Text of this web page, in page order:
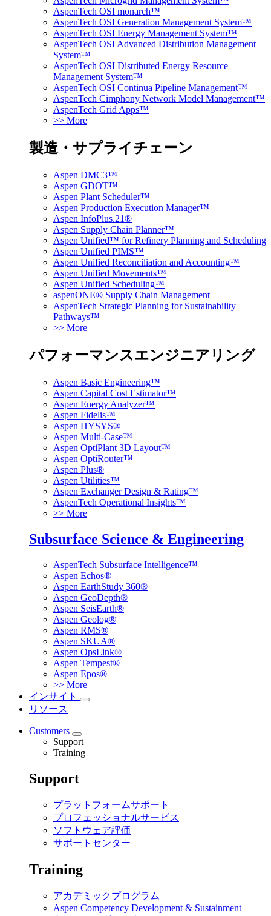
AspenTech OSI monarch™
AspenTech OSI Generation Management System™
AspenTech OSI Energy Management System™
AspenTech OSI Advanced Distribution Management
System™
AspenTech OSI Distributed Energy Resource
Management System™
AspenTech OSI Continua Pipeline Management™
AspenTech Cimphony Network Model Management™
AspenTech Grid Apps™
>> More
製造・サプライチェーン
Aspen DMC3™
Aspen GDOT™
Aspen Plant Scheduler™
Aspen Production Execution Manager™
Aspen InfoPlus.21®
Aspen Supply Chain Planner™
Aspen Unified™ for Refinery Planning and Scheduling
Aspen Unified PIMS™
Aspen Unified Reconciliation and Accounting™
Aspen Unified Movements™
Aspen Unified Scheduling™
aspenONE® Supply Chain Management
AspenTech Strategic Planning for Sustainability
Pathways™
>> More
パフォーマンスエンジニアリング
Aspen Basic Engineering™
Aspen Capital Cost Estimator™
Aspen Energy Analyzer™
Aspen Fidelis™
Aspen HYSYS®
Aspen Multi-Case™
Aspen OptiPlant 3D Layout™
Aspen OptiRouter™
Aspen Plus®
Aspen Utilities™
Aspen Exchanger Design & Rating™
AspenTech Operational Insights™
>> More
Subsurface Science & Engineering
AspenTech Subsurface Intelligence™
Aspen Echos®
Aspen EarthStudy 360®
Aspen GeoDepth®
Aspen SeisEarth®
Aspen Geolog®
Aspen RMS®
Aspen SKUA®
Aspen OpsLink®
Aspen Tempest®
Aspen Epos®
>> More
インサイト
リソース
Customers
Support
Training
Support
プラットフォームサポート
プロフェッショナルサービス
ソフトウェア評価
サポートセンター
Training
アカデミックプログラム
Aspen Competency Development & Sustainment